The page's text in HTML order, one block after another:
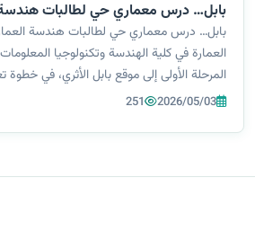
بابل… درس معماري حي لطالبات هندسة
بابل… درس معماري حي لطالبات هندسة
العمارة في كلية الهندسة وتكنولوجيا
المرحلة الأولى إلى موقع بابل الأثري، في
الفهم التطبيقي وربط المفاهيم النظرية بالواقع
2026/05/03
251